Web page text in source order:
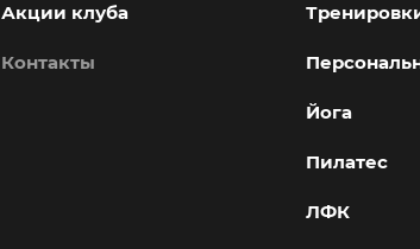
Акции клуба
Контакты
Йога
Пилатес
ЛФК